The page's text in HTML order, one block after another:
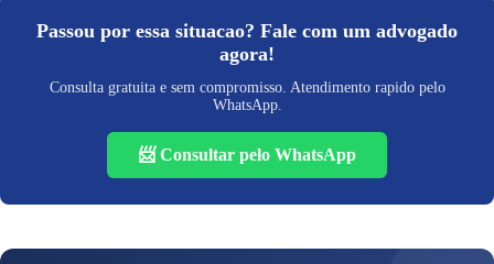
Passou por essa situacao? Fale com um advogado
agora!
Consulta gratuita e sem compromisso. Atendimento rapido pelo
WhatsApp.
📨 Consultar pelo WhatsApp